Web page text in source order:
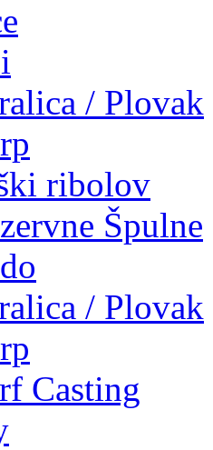
/ Plovak
ribolov
Špulne
/ Plovak
Casting